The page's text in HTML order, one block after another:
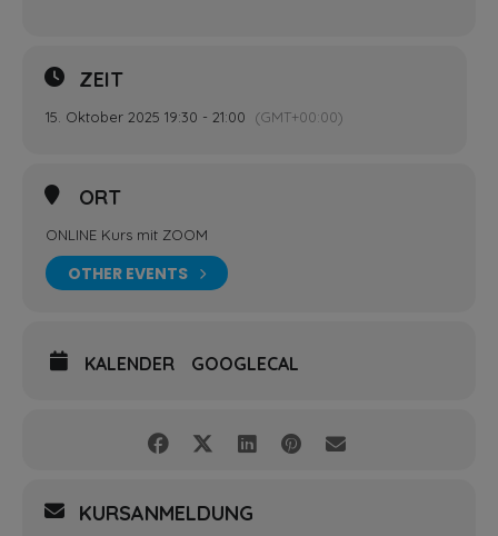
ZEIT
15. Oktober 2025 19:30 - 21:00 (GMT+00:00)
ORT
ONLINE Kurs mit ZOOM
OTHER EVENTS
KALENDER GOOGLECAL
KURSANMELDUNG